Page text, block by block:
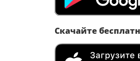
Скачайте